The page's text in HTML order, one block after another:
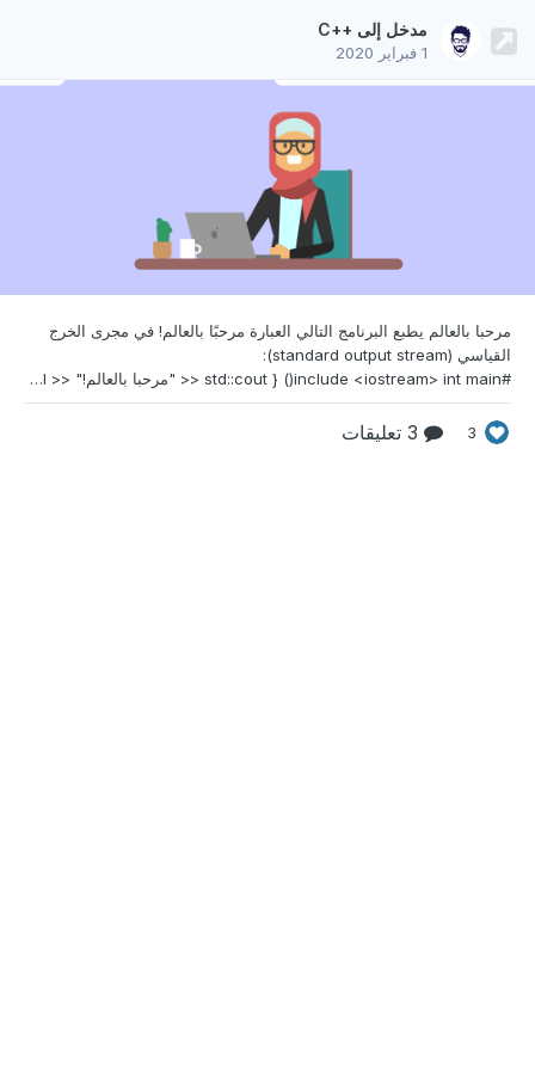
مدخل إلى ++C
1 فبراير 2020
مرحبا بالعالم يطبع البرنامج التالي العبارة مرحبًا بالعالم! في مجرى الخرج
القياسي (standard output stream):
#include <iostream> int main() { std::cout << "مرحبا بالعالم!" << std::endl; } يمكنك رؤية التجربة الحية على Coliru. تحليل البرنامج لنحلل كل جزء من شيفرة البرنامج بالتفصيل: #include <iostream> هو موجّه معالجة مسبقة (preprocessor directive)، ويتضمن محتوى iostream، وهي ترويسة ملف C++‎ القياسي (standard C++ header file). الكلمة iost
3